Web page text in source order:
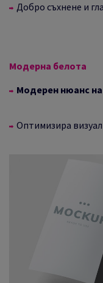
Добро съхнене и
Модерна белота
Модерен нюанс
Оптимизира